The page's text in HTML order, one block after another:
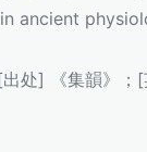
ancient
处] 《集韻》；